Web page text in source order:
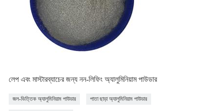
লেপ এবং মাস্টারব্যাচের জন্য নন-লিফিং অ্যালুমিনিয়াম পাউডার
জল-ভিত্তিক অ্যালুমিনিয়াম পাউডার পাতা ছাড়া অ্যালুমিনিয়াম পাউডার